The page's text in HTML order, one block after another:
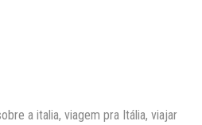
a italia, viagem pra Itália, viajar